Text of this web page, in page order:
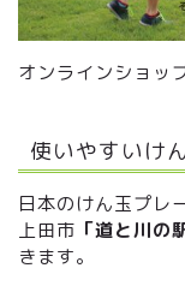
オンラインショッ
使いやすいけ
日本のけん玉プレ
上田市 「道と川の
きます。